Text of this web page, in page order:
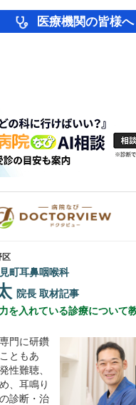
医療機関の皆様へ
区
町耳鼻咽喉科
院長 取材記事
を入れている診療について
門に研鑽
ともあ
性難聴、
、耳鳴り
診断・治